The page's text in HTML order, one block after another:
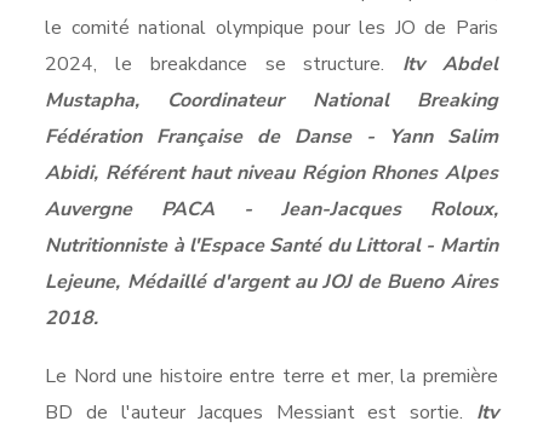
le comité national olympique pour les JO de Paris
2024, le breakdance se structure. Itv Abdel
Mustapha, Coordinateur National Breaking
Fédération Française de Danse - Yann Salim
Abidi, Référent haut niveau Région Rhones Alpes
Auvergne PACA - Jean-Jacques Roloux,
Nutritionniste à l'Espace Santé du Littoral - Martin
Lejeune, Médaillé d'argent au JOJ de Bueno Aires
2018.
Le Nord une histoire entre terre et mer, la première
BD de l'auteur Jacques Messiant est sortie. Itv